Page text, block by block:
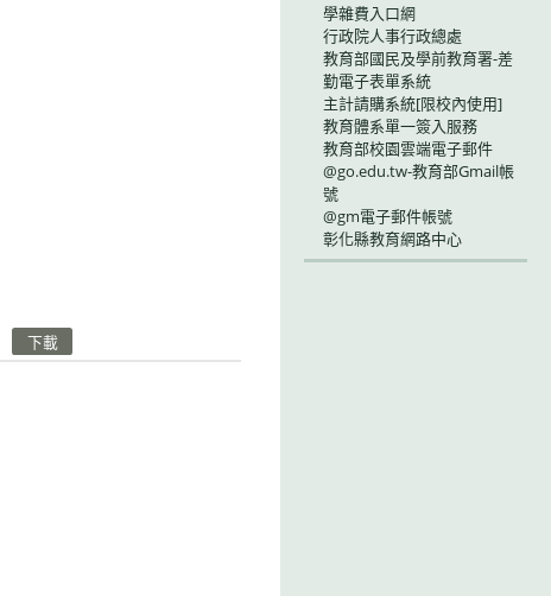
下載
學雜費入口網
行政院人事行政總處
教育部國民及學前教育署-差
勤電子表單系統
主計請購系統[限校內使用]
教育體系單一簽入服務
教育部校園雲端電子郵件
@go.edu.tw-教育部Gmail帳
號
@gm電子郵件帳號
彰化縣教育網路中心